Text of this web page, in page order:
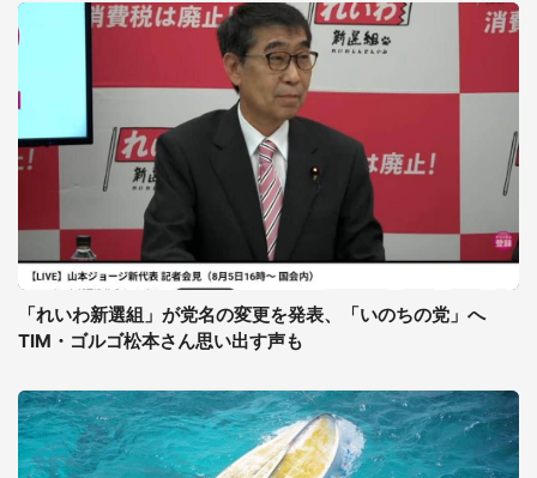
「れいわ新選組」が党名の変更を発表、「いのちの党」へ
TIM・ゴルゴ松本さん思い出す声も